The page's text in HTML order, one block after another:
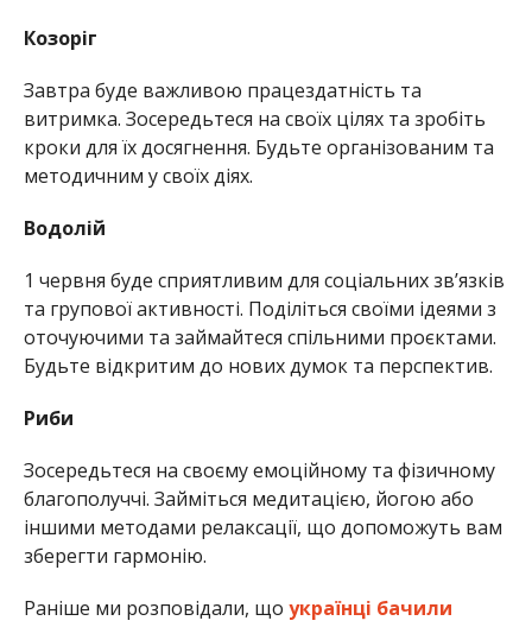
Козоріг
Завтра буде важливою працездатність та
витримка. Зосередьтеся на своїх цілях та зробіть
кроки для їх досягнення. Будьте організованим та
методичним у своїх діях.
Водолій
1 червня буде сприятливим для соціальних зв’язків
та групової активності. Поділіться своїми ідеями з
оточуючими та займайтеся спільними проєктами.
Будьте відкритим до нових думок та перспектив.
Риби
Зосередьтеся на своєму емоційному та фізичному
благополуччі. Займіться медитацією, йогою або
іншими методами релаксації, що допоможуть вам
зберегти гармонію.
Раніше ми розповідали, що українці бачили